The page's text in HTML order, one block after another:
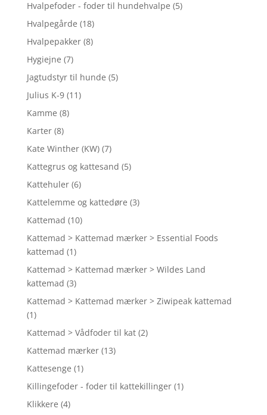
Hvalpefoder - foder til hundehvalpe (5)
Hvalpegårde (18)
Hvalpepakker (8)
Hygiejne (7)
Jagtudstyr til hunde (5)
Julius K-9 (11)
Kamme (8)
Karter (8)
Kate Winther (KW) (7)
Kattegrus og kattesand (5)
Kattehuler (6)
Kattelemme og kattedøre (3)
Kattemad (10)
Kattemad > Kattemad mærker > Essential Foods
kattemad (1)
Kattemad > Kattemad mærker > Wildes Land
kattemad (3)
Kattemad > Kattemad mærker > Ziwipeak kattemad
(1)
Kattemad > Vådfoder til kat (2)
Kattemad mærker (13)
Kattesenge (1)
Killingefoder - foder til kattekillinger (1)
Klikkere (4)